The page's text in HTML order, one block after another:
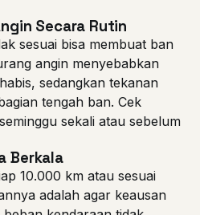
Secara Rutin
sesuai bisa membuat ban
angin menyebabkan
sedangkan tekanan
tengah ban. Cek
sekali atau sebelum
Berkala
10.000 km atau sesuai
adalah agar keausan